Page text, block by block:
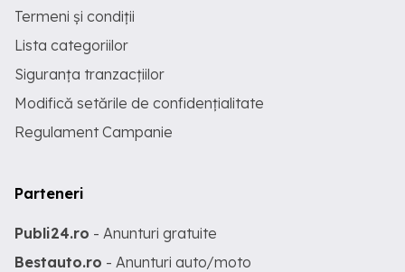
Termeni și condiții
Lista categoriilor
Siguranța tranzacțiilor
Modifică setările de confidențialitate
Regulament Campanie
Parteneri
Publi24.ro - Anunturi gratuite
Bestauto.ro - Anunturi auto/moto